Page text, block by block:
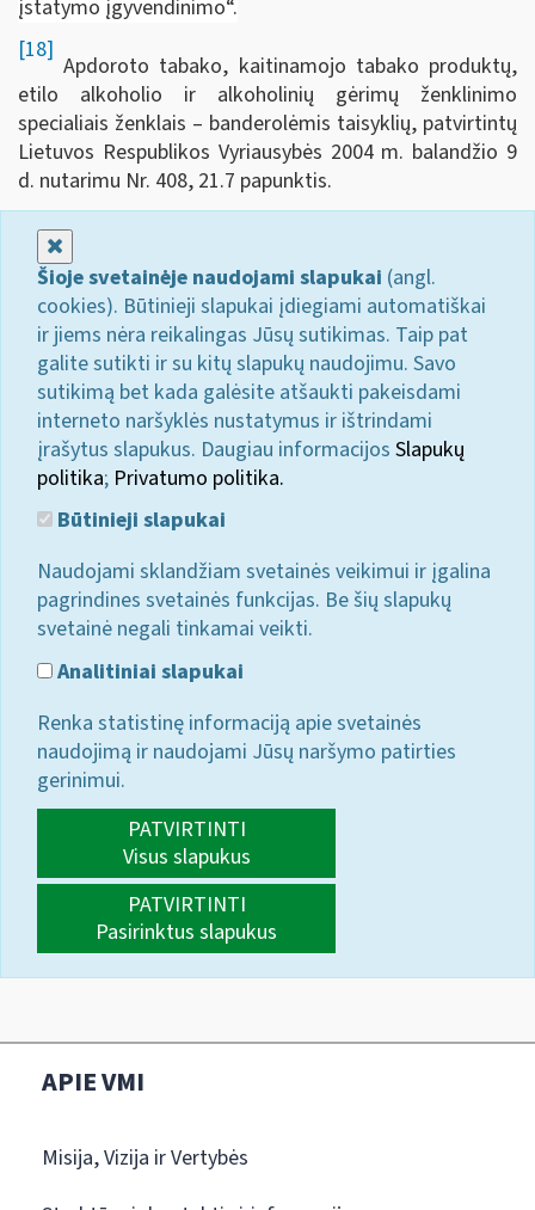
įstatymo įgyvendinimo“.
[18]
Apdoroto tabako, kaitinamojo tabako produktų,
etilo alkoholio ir alkoholinių gėrimų ženklinimo
specialiais ženklais – banderolėmis taisyklių, patvirtintų
Lietuvos Respublikos Vyriausybės 2004 m. balandžio 9
d. nutarimu Nr. 408, 21.7 papunktis.
Šioje svetainėje naudojami slapukai (angl.
cookies). Būtinieji slapukai įdiegiami automatiškai
ir jiems nėra reikalingas Jūsų sutikimas. Taip pat
galite sutikti ir su kitų slapukų naudojimu. Savo
sutikimą bet kada galėsite atšaukti pakeisdami
interneto naršyklės nustatymus ir ištrindami
įrašytus slapukus. Daugiau informacijos Slapukų
politika; Privatumo politika.
Būtinieji slapukai
Naudojami sklandžiam svetainės veikimui ir įgalina
pagrindines svetainės funkcijas. Be šių slapukų
svetainė negali tinkamai veikti.
Analitiniai slapukai
Renka statistinę informaciją apie svetainės
naudojimą ir naudojami Jūsų naršymo patirties
gerinimui.
PATVIRTINTI
Visus slapukus
PATVIRTINTI
Pasirinktus slapukus
APIE VMI
Misija, Vizija ir Vertybės